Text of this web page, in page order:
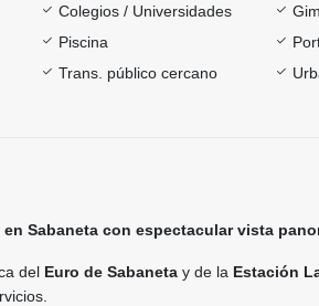
Colegios / Universidades
Piscina
Trans. público cercano
en Sabaneta con espectacular vista
del Euro de Sabaneta y de la Estación